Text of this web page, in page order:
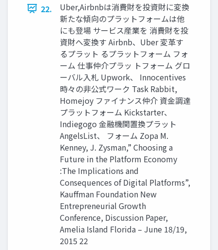
22.
Uber,Airbnbは消費財を投資財に変換
新たな傾向のプラットフォームは他
にも登場 サービス産業を 消費財を投
資財へ変換す Airbnb、Uber 変革す
るプラット るプラットフォーム フォ
ーム 仕事仲介プラッ トフォーム グロ
ーバル入札 Upwork、 Innocentives
時々の非公式ワーク Task Rabbit,
Homejoy ファイナンス仲介 資金調達
プラットフォーム Kickstarter、
Indiegogo 金融機関置換プラット
AngelsList、 フォーム Zopa M.
Kenney, J. Zysman,” Choosing a
Future in the Platform Economy
:The Implications and
Consequences of Digital Platforms”,
Kauffman Foundation New
Entrepreneurial Growth
Conference, Discussion Paper,
Amelia Island Florida – June 18/19,
2015 22